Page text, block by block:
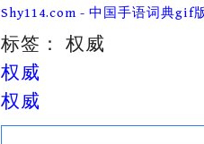
Skip
content
Shy114.com - 中国手语词典gif
标签： 权威
权威
权威
Search